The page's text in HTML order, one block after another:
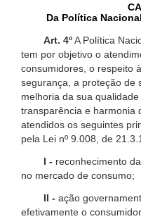
Da Política
Art. 4ºA Política
tem por objetivo o
consumidores, o respeito
segurança, a proteção de
melhoria da sua
transparência e harmonia
atendidos os
pela Lei nº 9.008, de
I - reconhecimento
no mercado de consumo;
II - ação
efetivamente o